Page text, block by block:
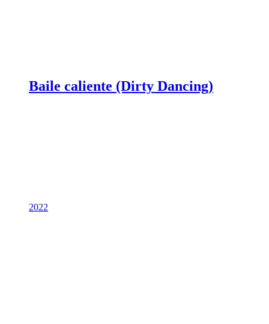
Baile caliente (Dirty Dancing)
2022